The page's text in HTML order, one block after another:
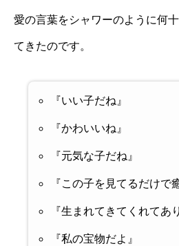
愛の言葉をシャワーのように何
てきたのです。
『いい子だね』
『かわいいね』
『元気な子だね』
『この子を見てるだけで
『生まれてきてくれてあ
『私の宝物だよ』